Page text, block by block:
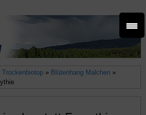
Trockenbiotop » Blütenhang Malchen »